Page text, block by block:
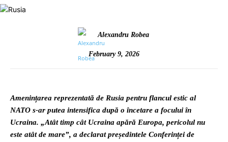
Alexandru Robea
February 9, 2026
Amenințarea reprezentată de Rusia pentru flancul estic al
NATO s-ar putea intensifica după o încetare a focului în
Ucraina. „Atât timp cât Ucraina apără Europa, pericolul nu
este atât de mare”, a declarat președintele Conferinței de